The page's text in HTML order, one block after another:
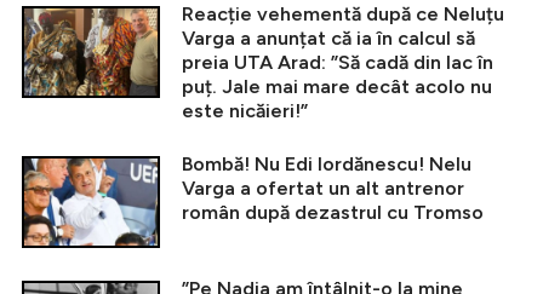
Reacție vehementă după ce Neluțu
Varga a anunțat că ia în calcul să
preia UTA Arad: ”Să cadă din lac în
puț. Jale mai mare decât acolo nu
este nicăieri!”
Bombă! Nu Edi Iordănescu! Nelu
Varga a ofertat un alt antrenor
român după dezastrul cu Tromso
”Pe Nadia am întâlnit-o la mine